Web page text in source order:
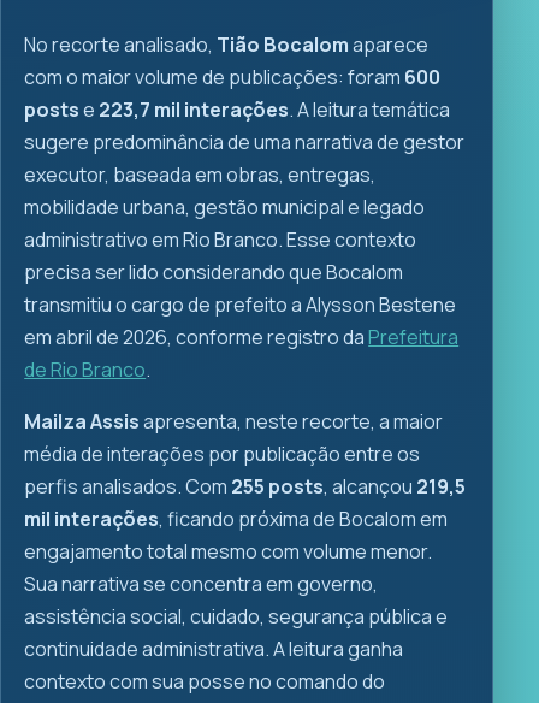
No recorte analisado, Tião Bocalomaparece
com o maior volume de publicações: foram 600
postse 223,7 mil interações. A leitura temática
sugere predominância de uma narrativa de gestor
executor, baseada em obras, entregas,
mobilidade urbana, gestão municipal e legado
administrativo em Rio Branco. Esse contexto
precisa ser lido considerando que Bocalom
transmitiu o cargo de prefeito a Alysson Bestene
em abril de 2026, conforme registro daPrefeitura
de Rio Branco.
Mailza Assisapresenta, neste recorte, a maior
média de interações por publicação entre os
perfis analisados. Com 255 posts, alcançou 219,5
mil interações, ficando próxima de Bocalom em
engajamento total mesmo com volume menor.
Sua narrativa se concentra em governo,
assistência social, cuidado, segurança pública e
continuidade administrativa. A leitura ganha
contexto com sua posse no comando do